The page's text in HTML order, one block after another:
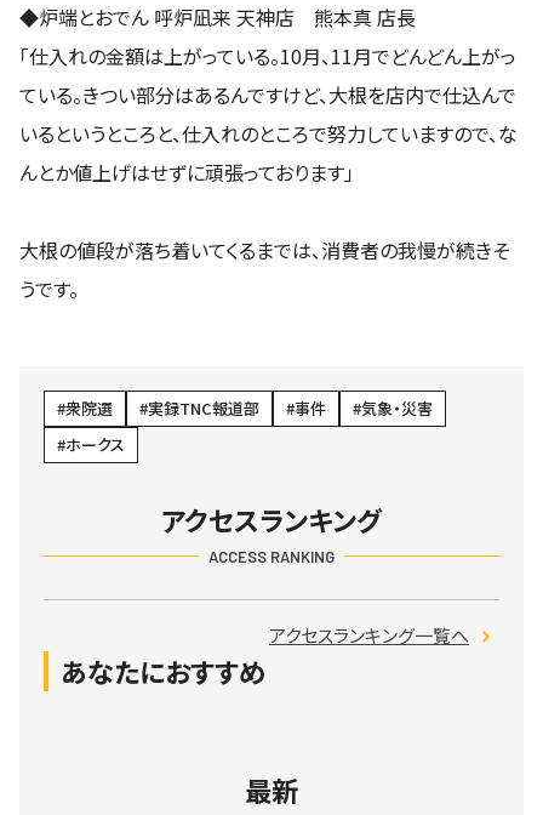
◆炉端とおでん 呼炉凪来 天神店 熊本真 店長
「仕入れの金額は上がっている。10月、11月でどんどん上がっ
ている。きつい部分はあるんですけど、大根を店内で仕込んで
いるというところと、仕入れのところで努力していますので、な
んとか値上げはせずに頑張っております」
大根の値段が落ち着いてくるまでは、消費者の我慢が続きそ
うです。
衆院選 実録TNC報道部 事件
気象・災害
ホークス
アクセスランキング
ACCESS RANKING
アクセスランキング一覧へ
あなたにおすすめ
最新